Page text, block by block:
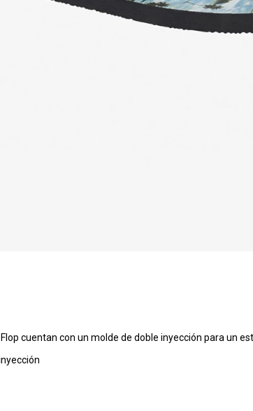
Flop cuentan con un molde de doble inyección para un